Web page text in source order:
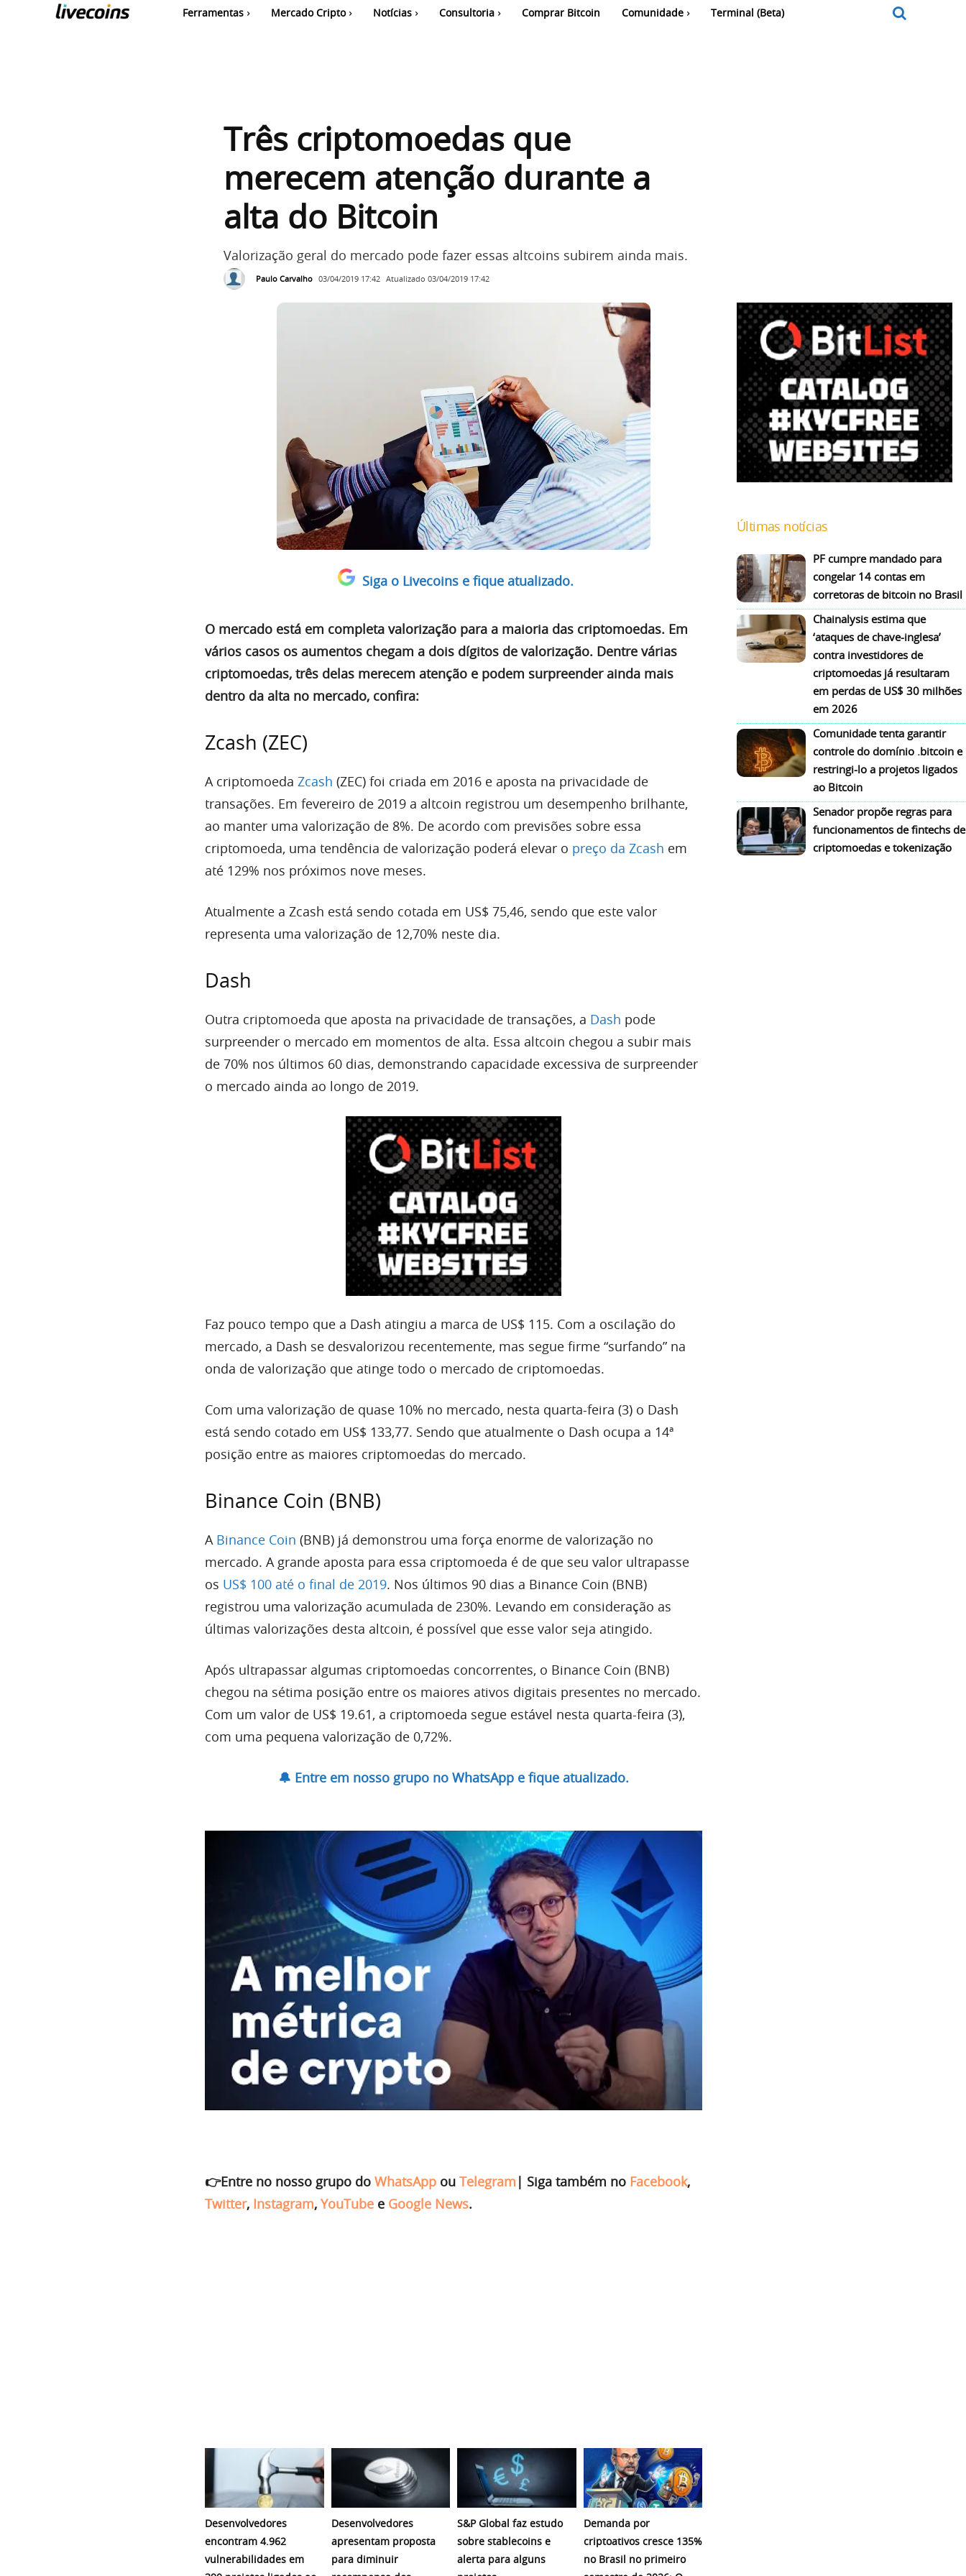
Ferramentas Mercado Cripto Notícias Consultoria Comprar Bitcoin Comunidade Terminal (Beta)
Três criptomoedas que
merecem atenção durante a
alta do Bitcoin
Valorização geral do mercado pode fazer essas altcoins subirem ainda mais.
Paulo Carvalho 03/04/2019 17:42 Atualizado 03/04/2019 17:42
Siga o Livecoins e fique atualizado.
O mercado está em completa valorização para a maioria das criptomoedas. Em
vários casos os aumentos chegam a dois dígitos de valorização. Dentre várias
criptomoedas, três delas merecem atenção e podem surpreender ainda mais
dentro da alta no mercado, confira:
Zcash (ZEC)
A criptomoeda Zcash (ZEC) foi criada em 2016 e aposta na privacidade de
transações. Em fevereiro de 2019 a altcoin registrou um desempenho brilhante,
ao manter uma valorização de 8%. De acordo com previsões sobre essa
criptomoeda, uma tendência de valorização poderá elevar o preço da Zcash em
até 129% nos próximos nove meses.
Atualmente a Zcash está sendo cotada em US$ 75,46, sendo que este valor
representa uma valorização de 12,70% neste dia.
Dash
Outra criptomoeda que aposta na privacidade de transações, a Dash pode
surpreender o mercado em momentos de alta. Essa altcoin chegou a subir mais
de 70% nos últimos 60 dias, demonstrando capacidade excessiva de surpreender
o mercado ainda ao longo de 2019.
Faz pouco tempo que a Dash atingiu a marca de US$ 115. Com a oscilação do
mercado, a Dash se desvalorizou recentemente, mas segue firme “surfando” na
onda de valorização que atinge todo o mercado de criptomoedas.
Com uma valorização de quase 10% no mercado, nesta quarta-feira (3) o Dash
está sendo cotado em US$ 133,77. Sendo que atualmente o Dash ocupa a 14ª
posição entre as maiores criptomoedas do mercado.
Binance Coin (BNB)
A Binance Coin (BNB) já demonstrou uma força enorme de valorização no
mercado. A grande aposta para essa criptomoeda é de que seu valor ultrapasse
os US$ 100 até o final de 2019. Nos últimos 90 dias a Binance Coin (BNB)
registrou uma valorização acumulada de 230%. Levando em consideração as
últimas valorizações desta altcoin, é possível que esse valor seja atingido.
Após ultrapassar algumas criptomoedas concorrentes, o Binance Coin (BNB)
chegou na sétima posição entre os maiores ativos digitais presentes no mercado.
Com um valor de US$ 19.61, a criptomoeda segue estável nesta quarta-feira (3),
com uma pequena valorização de 0,72%.
🔔 Entre em nosso grupo no WhatsApp e fique atualizado.
👉Entre no nosso grupo do WhatsApp ou Telegram | Siga também no Facebook,
Twitter, Instagram, YouTube e Google News.
Desenvolvedores
encontram 4.962
vulnerabilidades em
Desenvolvedores
apresentam proposta
para diminuir
S&P Global faz estudo
sobre stablecoins e
alerta para alguns
Demanda por
criptoativos cresce 135%
no Brasil no primeiro
Últimas notícias
PF cumpre mandado para
congelar 14 contas em
corretoras de bitcoin no Brasil
Chainalysis estima que
‘ataques de chave-inglesa’
contra investidores de
criptomoedas já resultaram
em perdas de US$ 30 milhões
em 2026
Comunidade tenta garantir
controle do domínio .bitcoin e
restringi-lo a projetos ligados
ao Bitcoin
Senador propõe regras para
funcionamentos de fintechs de
criptomoedas e tokenização